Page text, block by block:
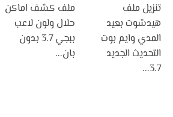
تنزيل ملف
هيدشوت بعيد
المدي وايم بوت
التحديث الجديد
3.7...
ملف كشف اماكن
حلال ولون لاعب
ببجي 3.7 بدون
بان...